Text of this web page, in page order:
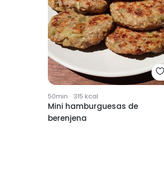
50min · 315 kcal
Mini hamburguesas de
berenjena